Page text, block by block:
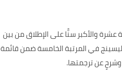
نالت ليسينج جائزة نوبل في الأدب عام ٢٠٠٧، وهي المرأة الحادية عشرة والأكبر سنًّا على الإطلاق من بين
جائزة نوبل في الأدب بالإضافة لذلك فإن الرواية تحتوي على نصوص تمكنك من معرفة في عام ٢٠٠٨ حلَّت ليسينج في المرتبة الخامسة ضمن قائمة